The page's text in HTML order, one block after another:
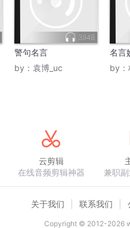
3948
警句名言
by： 袁博_uc
名言
by：
云剪辑
在线音频剪辑神器
兼职
关于我们 联系我们
Copyright © 2012-2026